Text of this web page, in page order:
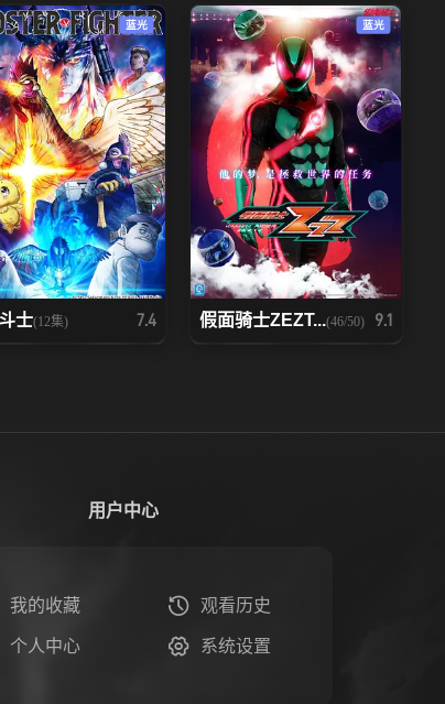
蓝光
士(12集) 7.4
蓝光
假面骑士ZEZT...(46/50) 9.1
用户中心
我的收藏 观看历史
个人中心 系统设置